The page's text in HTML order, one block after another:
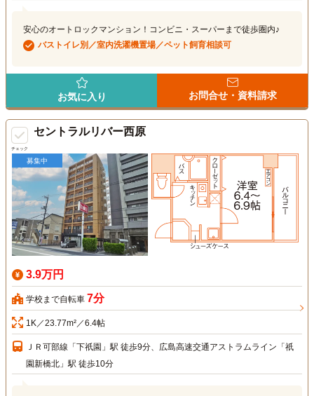
安心のオートロックマンション！コンビニ・スーパーまで徒歩圏内♪
バストイレ別／室内洗濯機置場／ペット飼育相談可
お気に入り お問合せ・資料請求
チェック
セントラルリバー西原
募集中
3.9万円
学校まで自転車 7分
1K／23.77m²／6.4帖
ＪＲ可部線「下祇園」駅 徒歩9分、広島高速交通アストラムライン「祇
園新橋北」駅 徒歩10分